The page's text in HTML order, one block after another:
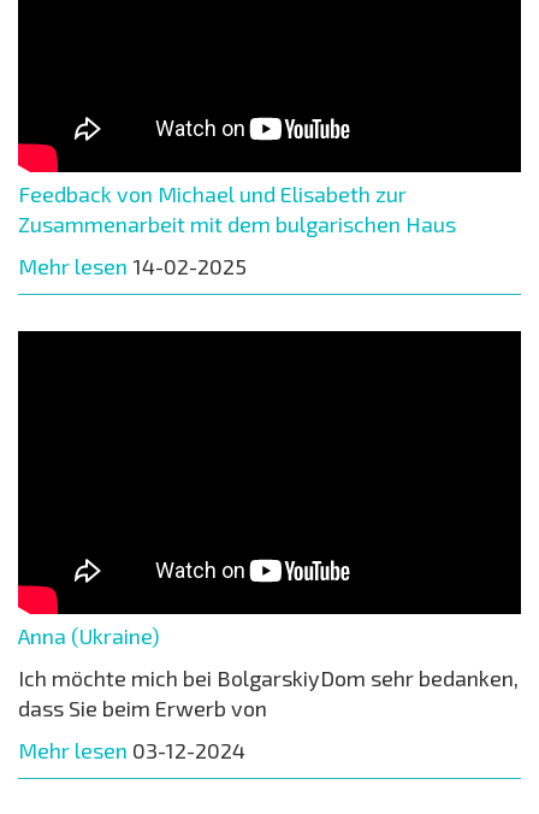
Feedback von Michael und Elisabeth zur
Zusammenarbeit mit dem bulgarischen Haus
Mehr lesen 14-02-2025
Anna (Ukraine)
Ich möchte mich bei BolgarskiyDom sehr bedanken,
dass Sie beim Erwerb von
Mehr lesen 03-12-2024